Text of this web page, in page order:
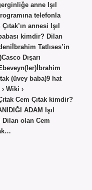
anne Işıl
telefonla
annesi Işıl
kimdir? Dilan
Tatlıses’in
Dışarı
(üvey baba)9 hat
Wiki ›
Cem Çıtak kimdir?
ADAM Işıl
Dilan olan Cem